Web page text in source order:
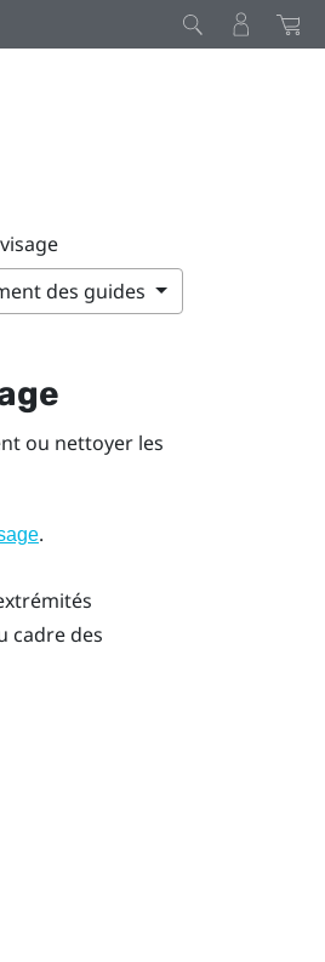
des guides
ou nettoyer les
.
cadre des